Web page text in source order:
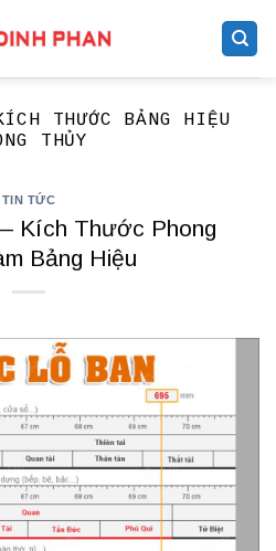
THƯỚC BẢNG HIỆU
THỦY
TIN TỨC
Kích Thước Phong
Bảng Hiệu